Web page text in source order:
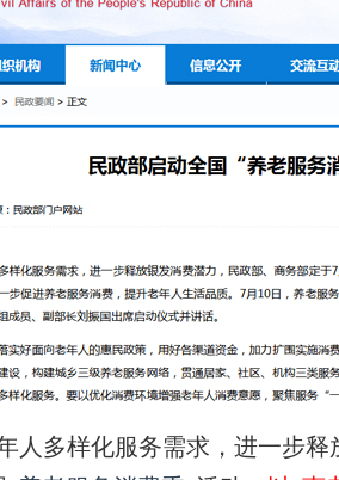
多样化服务需求，进一步释